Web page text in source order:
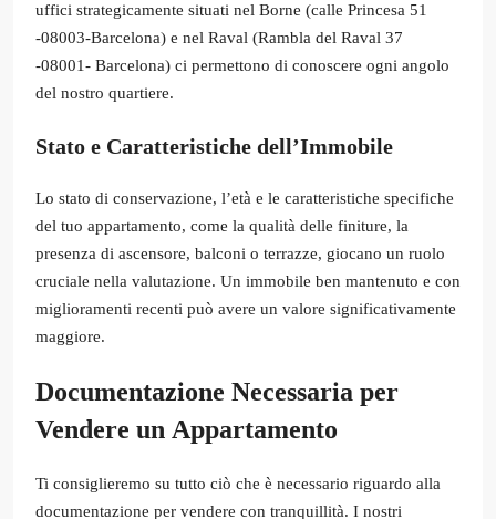
uffici strategicamente situati nel Borne (calle Princesa 51
-08003-Barcelona) e nel Raval (Rambla del Raval 37
-08001- Barcelona) ci permettono di conoscere ogni angolo
del nostro quartiere.
Stato e Caratteristiche dell’Immobile
Lo stato di conservazione, l’età e le caratteristiche specifiche
del tuo appartamento, come la qualità delle finiture, la
presenza di ascensore, balconi o terrazze, giocano un ruolo
cruciale nella valutazione. Un immobile ben mantenuto e con
miglioramenti recenti può avere un valore significativamente
maggiore.
Documentazione Necessaria per
Vendere un Appartamento
Ti consiglieremo su tutto ciò che è necessario riguardo alla
documentazione per vendere con tranquillità. I nostri